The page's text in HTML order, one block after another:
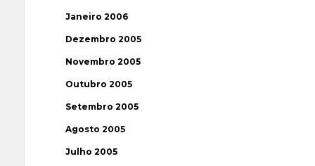
Janeiro 2006
Dezembro 2005
Novembro 2005
Outubro 2005
Setembro 2005
Agosto 2005
Julho 2005